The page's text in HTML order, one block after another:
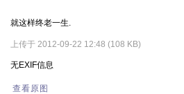
就这样终老一生.
上传于 2012-09-22 12:48 (108 KB)
无EXIF信息
查看原图